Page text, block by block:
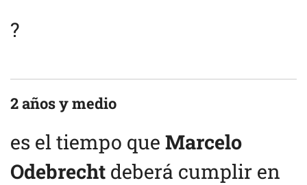
?
2 años y medio
es el tiempo que Marcelo
Odebrecht deberá cumplir en